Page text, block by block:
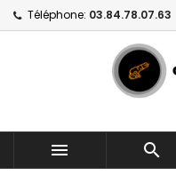
Téléphone: 03.84.78.07.63
 